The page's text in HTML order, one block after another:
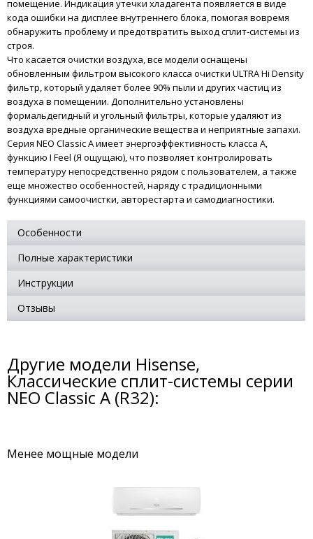
помещение. Индикация утечки хладагента появляется в виде
кода ошибки на дисплее внутреннего блока, помогая вовремя
обнаружить проблему и предотвратить выход сплит-системы из
строя.
Что касается очистки воздуха, все модели оснащены
обновленным фильтром высокого класса очистки ULTRA Hi Density
фильтр, который удаляет более 90% пыли и других частиц из
воздуха в помещении. Дополнительно установлены
формальдегидный и угольный фильтры, которые удаляют из
воздуха вредные органические вещества и неприятные запахи.
Серия NEO Classic A имеет энергоэффективность класса А,
функцию I Feel (Я ощущаю), что позволяет контролировать
температуру непосредственно рядом с пользователем, а также
еще множество особенностей, наряду с традиционными
функциями самоочистки, авторестарта и самодиагностики.
Особенности
Полные характеристики
Инструкции
Отзывы
Другие модели Hisense,
Классические сплит-системы серии
NEO Classic A (R32):
Менее мощные модели